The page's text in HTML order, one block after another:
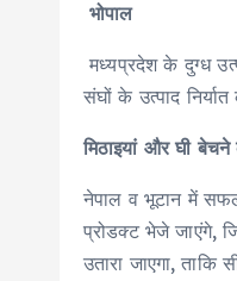
भोपाल
मध्यप्रदेश के दुग्ध
संघों के उत्पाद
मिठाइयां और घी बेचने
नेपाल व भूटान में
प्रोडक्ट भेजे जाएंगे,
उतारा जाएगा, ताकि